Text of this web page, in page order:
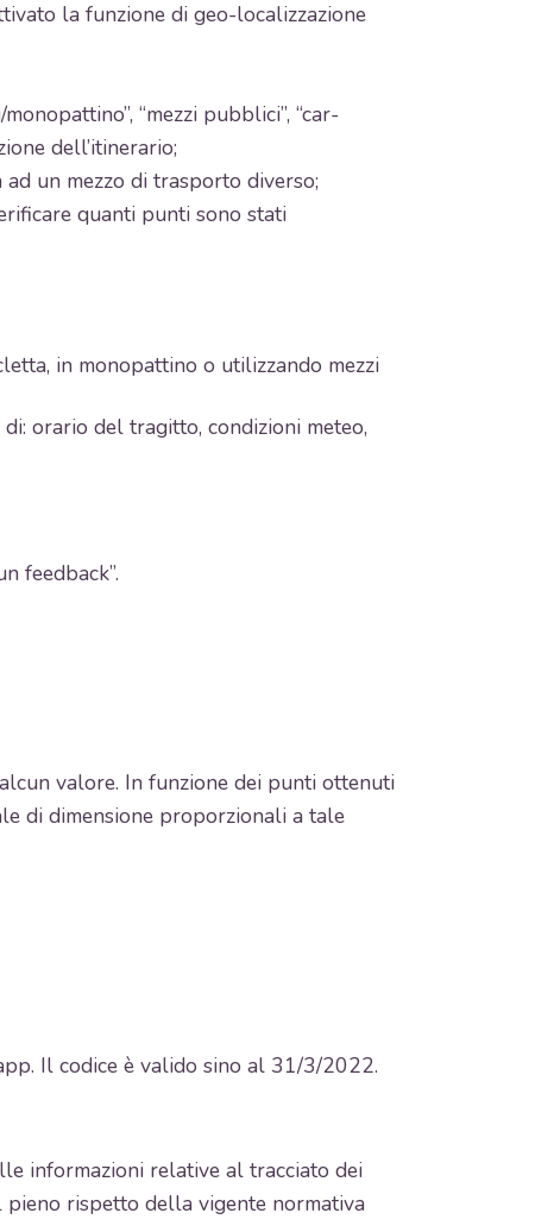
la funzione di geo-localizzazione
“mezzi pubblici”, “car-
dell’itinerario;
un mezzo di trasporto diverso;
quanti punti sono stati
in monopattino o utilizzando mezzi
orario del tragitto, condizioni meteo,
feedback”.
valore. In funzione dei punti ottenuti
di dimensione proporzionali a tale
Il codice è valido sino al 31/3/2022.
informazioni relative al tracciato dei
rispetto della vigente normativa